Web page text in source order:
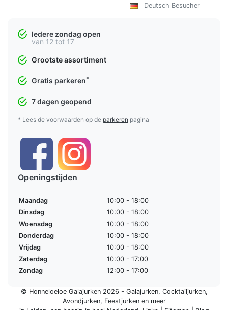
Deutsch Besucher
Iedere zondag open
van 12 tot 17
Grootste assortiment
Gratis parkeren*
7 dagen geopend
* Lees de voorwaarden op de parkeren pagina
Openingstijden
Maandag
10:00 - 18:00
Dinsdag
10:00 - 18:00
Woensdag
10:00 - 18:00
Donderdag
10:00 - 18:00
Vrijdag
10:00 - 18:00
Zaterdag
10:00 - 17:00
Zondag
12:00 - 17:00
© Honneloeloe Galajurken 2026 - Galajurken, Cocktailjurken,
Avondjurken, Feestjurkenen meer